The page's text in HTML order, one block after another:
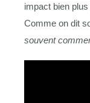
impact bien
Comme on dit
souvent